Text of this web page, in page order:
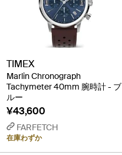
TIMEX
Marlin Chronograph
Tachymeter 40mm 腕時計 - ブ
ルー
¥43,600
FARFETCH
在庫わずか